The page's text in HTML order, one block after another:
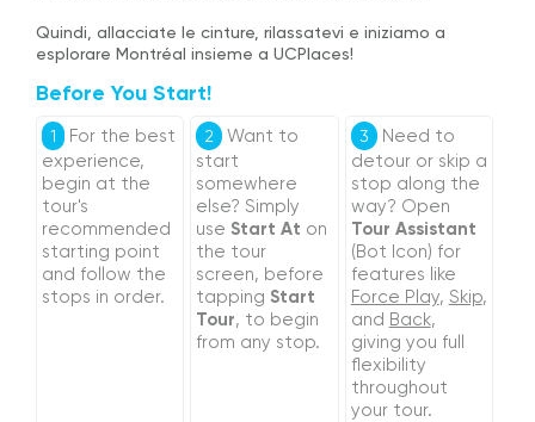
Quindi, allacciate le cinture, rilassatevi e iniziamo a
esplorare Montréal insieme a UCPlaces!
Before You Start!
1
For the best
experience,
begin at the
tour's
recommended
starting point
and follow the
stops in order.
2
Want to
start
somewhere
else? Simply
useStart At on
the tour
screen, before
tappingStart
Tour, to begin
from any stop.
3 Need to
detour or skip a
stop along the
way? Open
Tour Assistant
(Bot Icon) for
features like
Force Play, Skip,
and Back,
giving you full
flexibility
throughout
your tour.